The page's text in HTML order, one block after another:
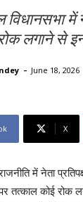
विधानसभा
लगाने से
- June 18, 2026
X
में नेता
तत्काल कोई रोक